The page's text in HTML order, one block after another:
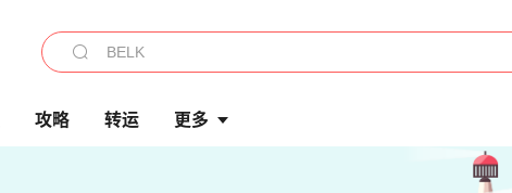
攻略 转运 更多